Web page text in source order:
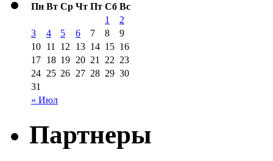
Пн Вт Ср Чт Пт Сб Вс
« Июл
1
2
3
4 5 6 7 8
9
10 11 12 13 14 15 16
17 18 19 20 21 22 23
24 25 26 27 28 29 30
31
Партнеры